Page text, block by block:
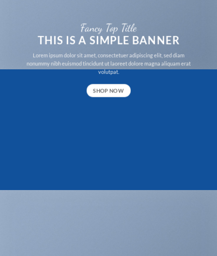
Fancy Top Title
THIS IS A SIMPLE BANNER
Lorem ipsum dolor sit amet, consectetuer adipiscing elit, sed diam
nonummy nibh euismod tincidunt ut laoreet dolore magna aliquam erat
volutpat.
SHOP NOW